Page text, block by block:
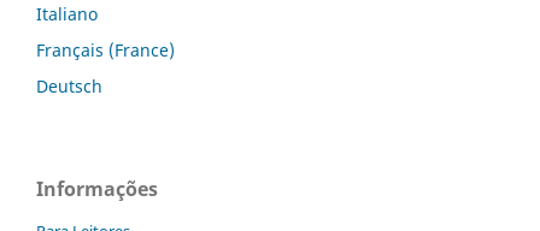
Italiano
Français (France)
Deutsch
Informações